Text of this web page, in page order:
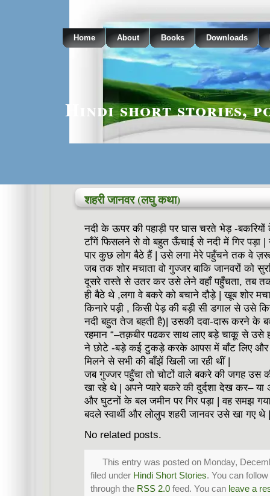
Home About Books Downloads
Hindi short stories,
शहरी जानवर (लघु कथा)
नदी के ऊपर की पहाड़ी पर घास चरते भेड़ -
टाँगें फिसलने से वो बहुत ऊँचाई से नदी में गिर पड़ा
पार कुछ लोग बैठे हैं | उसे लगा मेरे पहुँचने तक वे
जब तक शोर मचाता वो गुज्जर बाकि जानवरों को
दूसरे रास्ते से उतर कर उसे लेने वहाँ पहुँचता, तब
ही बैठे थे ,लगा वे बकरे को बचाने दौड़े | खूब शोर
किनारे पड़ी , किसी पेड़ की बड़ी सी डगाल से उसे
नदी बहुत तेज बहती है)| उसकी दवा-दारू करने के
रहमान “–तक़बीर पढकर साथ लाए बड़े चाकू से
ने छोटे -बड़े कई टुकड़े करके आपस में बाँट लिए और
मिलने से सभी की बाँझें खिली जा रही थीं |
जब गुज्जर पहुँचा तो चोटों वाले बकरे की जगह उस
खा रहे थे | अपने प्यारे बकरे की दुर्दशा देख कर–
और घुटनों के बल जमीन पर गिर पड़ा | वह समझ
बदले स्वार्थी और लोलुप शहरी जानवर उसे खा गए थे |
No related posts.
This entry was posted on Monday,
filed under Hindi Short Stories. You can
through the RSS 2.0 feed. You can leave a